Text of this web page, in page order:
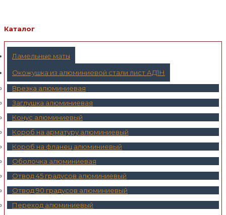
Каталог
Ламельные маты
Окожушка из алюминиевой стали лист АД1Н
Врезка алюминиевая
Заглушка алюминиевая
Конус алюминиевый
Короб на арматуру алюминиевый
Короб на фланец алюминиевый
Оболочка алюминиевая
Отвод 45 градусов алюминиевый
Отвод 90 градусов алюминиевый
Переход алюминиевый